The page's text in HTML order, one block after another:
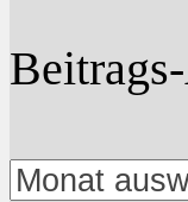
Beitrags-